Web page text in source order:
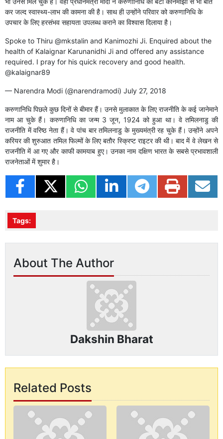
कर जल्द स्वास्थ्य-लाभ की कामना की है। साथ ही उन्होंने परिवार को करुणानिधि के
उपचार के लिए हरसंभव सहायता उपलब्ध कराने का विश्वास दिलाया है।
Spoke to Thiru @mkstalin and Kanimozhi Ji. Enquired about the
health of Kalaignar Karunanidhi Ji and offered any assistance
required. I pray for his quick recovery and good health.
@kalaignar89
— Narendra Modi (@narendramodi) July 27, 2018
करुणानिधि पिछले कुछ दिनों से बीमार हैं। उनसे मुलाकात के लिए राजनीति के कई जानेमाने
नाम आ चुके हैं। करुणानिधि का जन्म 3 जून, 1924 को हुआ था। वे तमिलनाडु की
राजनीति में वरिष्ठ नेता हैं। वे पांच बार तमिलनाडु के मुख्यमंत्री रह चुके हैं। उन्होंने अपने
करियर की शुरुआत तमिल फिल्मों के लिए बतौर स्क्रिप्ट राइटर की थी। बाद में वे लेखन से
राजनीति में आ गए और काफी कामयाब हुए। उनका नाम दक्षिण भारत के सबसे प्रभावशाली
राजनेताओं में शुमार है। ​
Tags:
About The Author
Dakshin Bharat
Related Posts